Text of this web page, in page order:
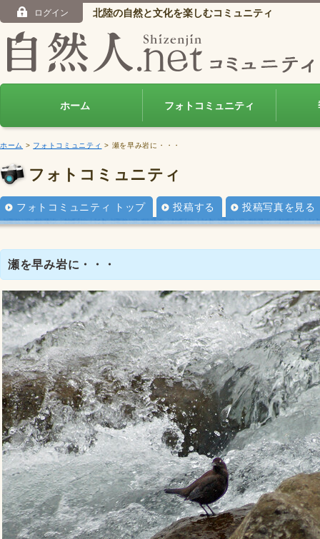
ログイン 北陸の自然と文化を楽しむコミュニティ
ホーム フォトコミュニティ
ホーム > フォトコミュニティ > 瀬を早み岩に・・・
フォトコミュニティ
フォトコミュニティ トップ 投稿する 投稿写真を見る
瀬を早み岩に・・・